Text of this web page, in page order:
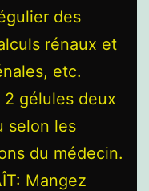
des
rénaux et
etc.
2 gélules deux
selon les
du médecin.
Mangez